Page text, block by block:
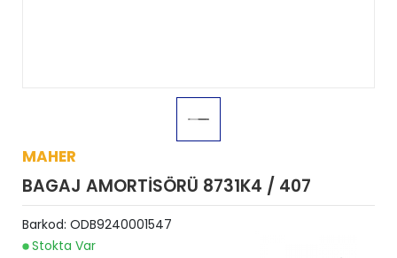
MAHER
BAGAJ AMORTİSÖRÜ 8731K4 / 407
Barkod: ODB9240001547
Stokta Var